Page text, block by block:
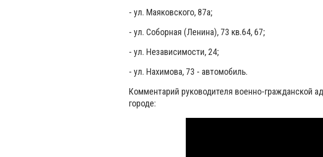
- ул. Маяковского, 87а;
- ул. Соборная (Ленина), 73 кв.64, 67;
- ул. Независимости, 24;
- ул. Нахимова, 73 - автомобиль.
Комментарий руководителя военно-гражданской
городе: